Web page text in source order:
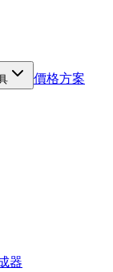
價格方案
器